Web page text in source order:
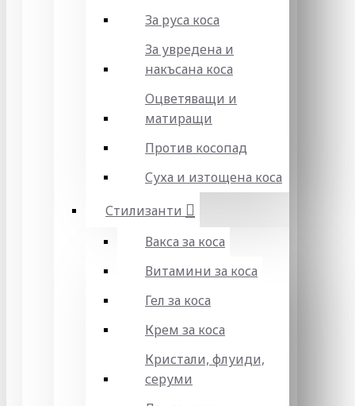
За руса коса
За увредена и
накъсана коса
Оцветяващи и
матиращи
Против косопад
Суха и изтощена коса
Стилизанти
Вакса за коса
Витамини за коса
Гел за коса
Крем за коса
Кристали, флуиди,
серуми